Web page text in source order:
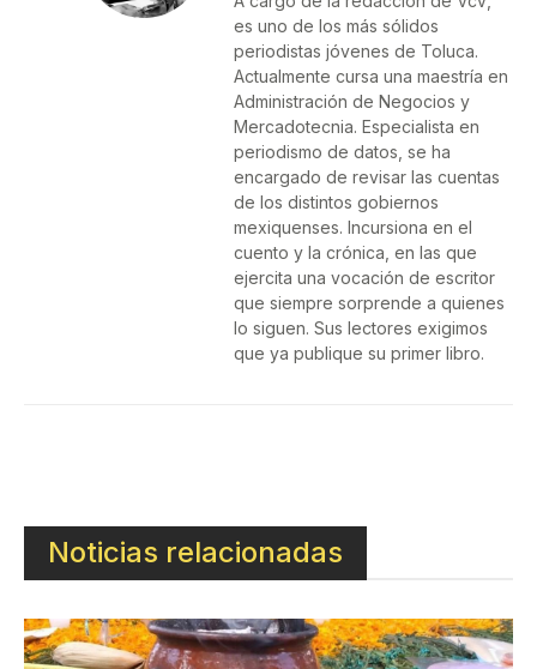
es uno de los más sólidos
periodistas jóvenes de Toluca.
Actualmente cursa una maestría en
Administración de Negocios y
Mercadotecnia. Especialista en
periodismo de datos, se ha
encargado de revisar las cuentas
de los distintos gobiernos
mexiquenses. Incursiona en el
cuento y la crónica, en las que
ejercita una vocación de escritor
que siempre sorprende a quienes
lo siguen. Sus lectores exigimos
que ya publique su primer libro.
Noticias relacionadas